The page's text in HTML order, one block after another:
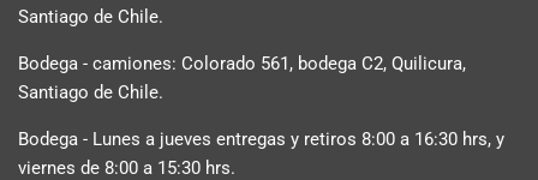
Santiago de Chile.
Bodega - camiones: Colorado 561, bodega C2, Quilicura,
Santiago de Chile.
Bodega - Lunes a jueves entregas y retiros 8:00 a 16:30 hrs, y
viernes de 8:00 a 15:30 hrs.